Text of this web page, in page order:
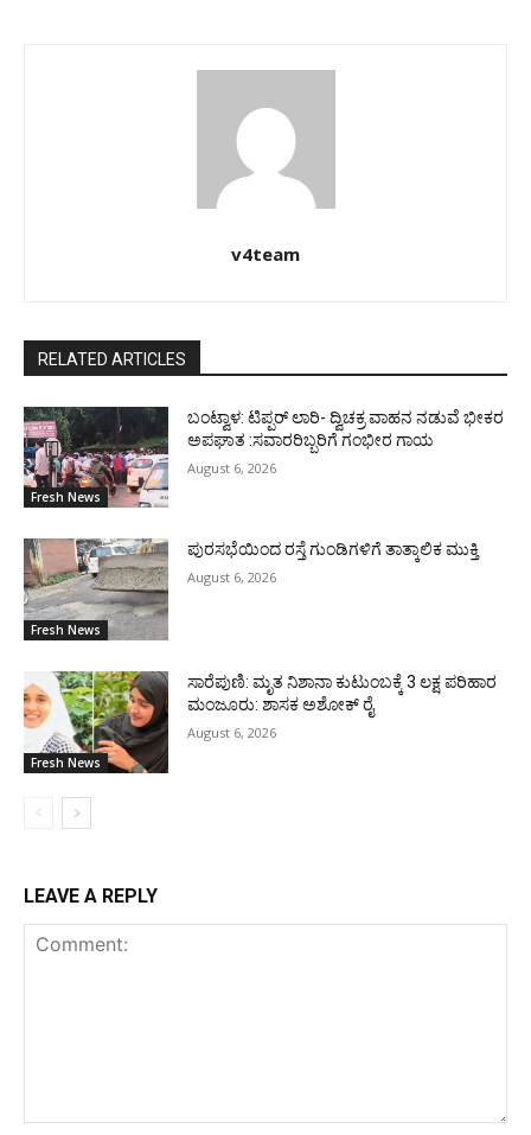
v4team
RELATED ARTICLES
Fresh News
ಬಂಟ್ವಾಳ: ಟಿಪ್ಪರ್ ಲಾರಿ- ದ್ವಿಚಕ್ರ ವಾಹನ ನಡುವೆ ಭೀಕರ
ಅಪಘಾತ :ಸವಾರರಿಬ್ಬರಿಗೆ ಗಂಭೀರ ಗಾಯ
August 6, 2026
Fresh News
ಪುರಸಭೆಯಿಂದ ರಸ್ತೆ ಗುಂಡಿಗಳಿಗೆ ತಾತ್ಕಾಲಿಕ ಮುಕ್ತಿ
August 6, 2026
Fresh News
ಸಾರೆಪುಣಿ: ಮೃತ ನಿಶಾನಾ ಕುಟುಂಬಕ್ಕೆ 3 ಲಕ್ಷ ಪರಿಹಾರ
ಮಂಜೂರು: ಶಾಸಕ ಅಶೋಕ್ ರೈ
August 6, 2026
LEAVE A REPLY